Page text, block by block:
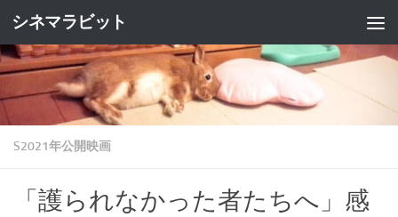
コンテンツへスキップ
シネマラビット
S2021年公開映画
「護られなかった者たちへ」感